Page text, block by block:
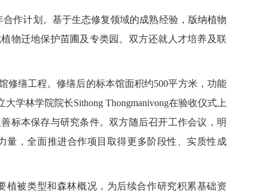
作计划。基于生态修复领域的成熟经验，版纳植物
物迁地保护苗圃及专类园。双方还就人才培养及联
修缮工程。修缮后的标本馆面积约500平方米，功能
学林学院院长Sithong Thongmanivong在验收仪式上
标本保存与研究条件。双方随后召开工作会议，明
量，全面推进合作项目取得更多阶段性、实质性成
被类型和森林概况，为后续合作研究积累基础资